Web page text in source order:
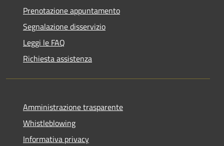
Prenotazione appuntamento
Segnalazione disservizio
Leggi le FAQ
Richiesta assistenza
Amministrazione trasparente
Whistleblowing
Informativa privacy